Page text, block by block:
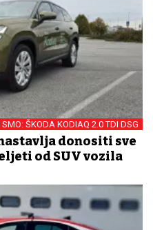
SMO: ŠKODA KODIAQ 2.0 TDI DSG
donositi sve
od SUV vozila